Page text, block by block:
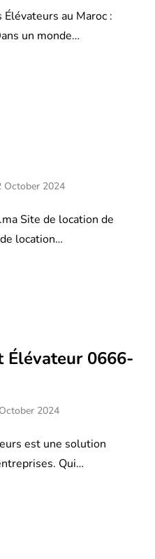
au Maroc :
un monde…
October 2024
Site de location de
location…
Élévateur 0666-
2024
est une solution
Qui…